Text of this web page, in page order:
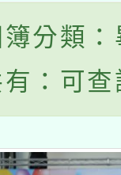
分類：
：可查